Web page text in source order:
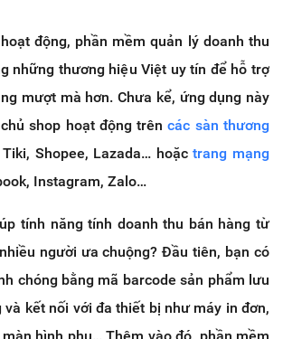
động, phần mềm quản lý doanh thu
những thương hiệu Việt uy tín để hỗ trợ
mượt mà hơn. Chưa kể, ứng dụng này
shop hoạt động trêncác sàn thương
Shopee, Lazada… hoặctrang mạng
Instagram, Zalo…
tính năng tính doanh thu bán hàng từ
người ưa chuộng? Đầu tiên, bạn có
chóng bằng mã barcode sản phẩm lưu
kết nối với đa thiết bị như máy in đơn,